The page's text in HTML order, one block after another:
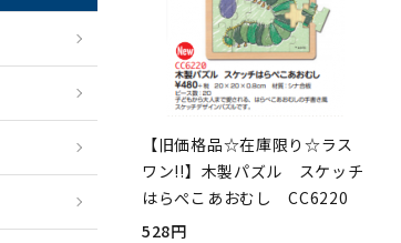
【旧価格品☆在庫限り☆ラス
ワン!!】木製パズル スケッチ
はらぺこあおむし CC6220
528円